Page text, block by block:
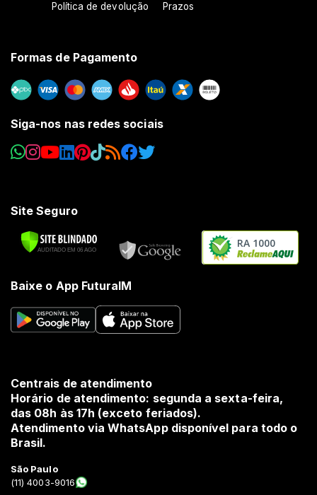
Política de devolução Prazos
Formas de Pagamento
Siga-nos nas redes sociais
Site Seguro
RA 1000
Baixe o App FuturaIM
Centrais de atendimento
Horário de atendimento: segunda a sexta-feira,
das 08h às 17h (exceto feriados).
Atendimento via WhatsApp disponível para todo o
Brasil.
São Paulo
(11) 4003-9016